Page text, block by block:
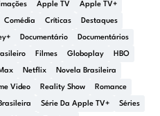
Apple TV Apple TV+
Comédia Críticas Destaques
Documentário Documentários
Filmes Globoplay HBO
Netflix Novela Brasileira
Video Reality Show Romance
Série Da Apple TV+ Séries